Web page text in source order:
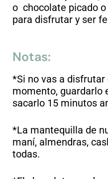
o chocolate picado
para disfrutar y ser
Notas:
*Si no vas a disfrutar
momento, guardarlo
sacarlo 15 minutos
*La mantequilla de
maní, almendras,
todas.